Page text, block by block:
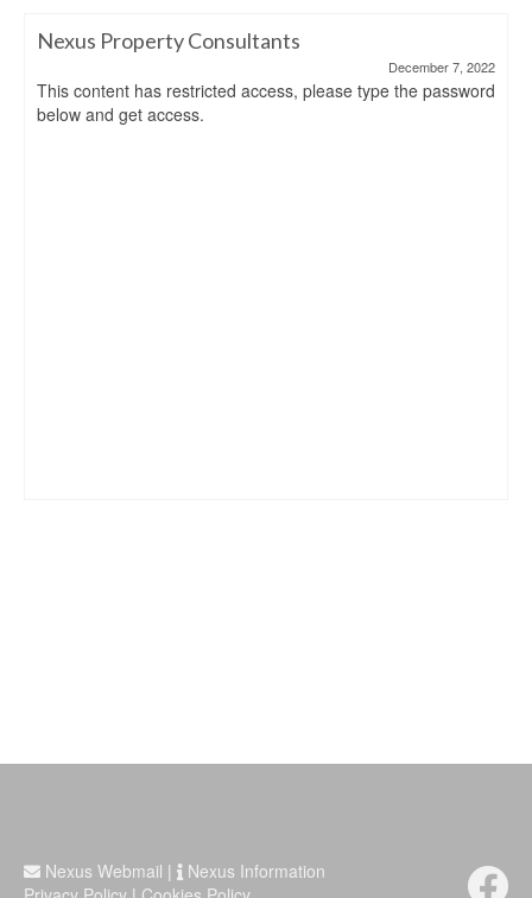
Nexus Property Consultants
December 7, 2022
This content has restricted access, please type the password
below and get access.
Nexus Webmail |
Nexus Information